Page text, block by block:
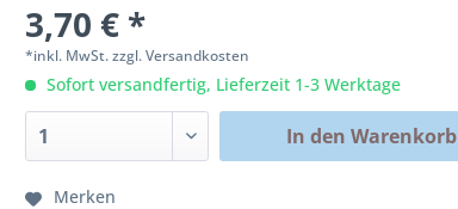
3,70 € *
*inkl. MwSt.zzgl. Versandkosten
Sofort versandfertig, Lieferzeit 1-3 Werktage
In den Warenkorb
Merken